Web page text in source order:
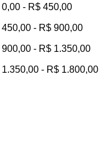
0,00 - R$ 450,00
450,00 - R$ 900,00
900,00 - R$ 1.350,00
1.350,00 - R$ 1.800,00